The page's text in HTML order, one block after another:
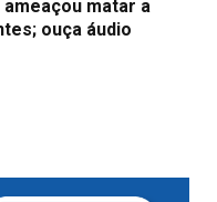
matar a
ouça áudio